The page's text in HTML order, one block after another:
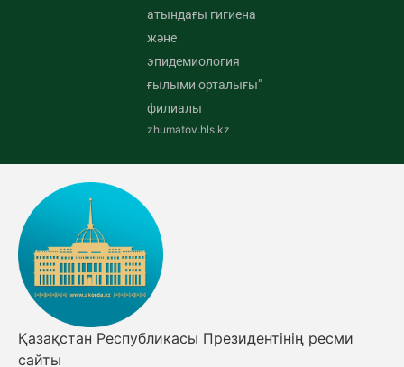
атындағы гигиена
және
эпидемиология
ғылыми орталығы"
филиалы
zhumatov.hls.kz
Қазақстан Республикасы Президентінің ресми
сайты